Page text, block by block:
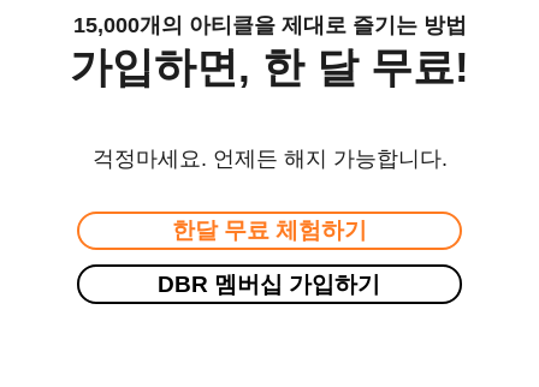
15,000개의 아티클을 제대로 즐기는 방법
가입하면, 한 달 무료!
걱정마세요. 언제든 해지 가능합니다.
한달 무료 체험하기
DBR 멤버십 가입하기